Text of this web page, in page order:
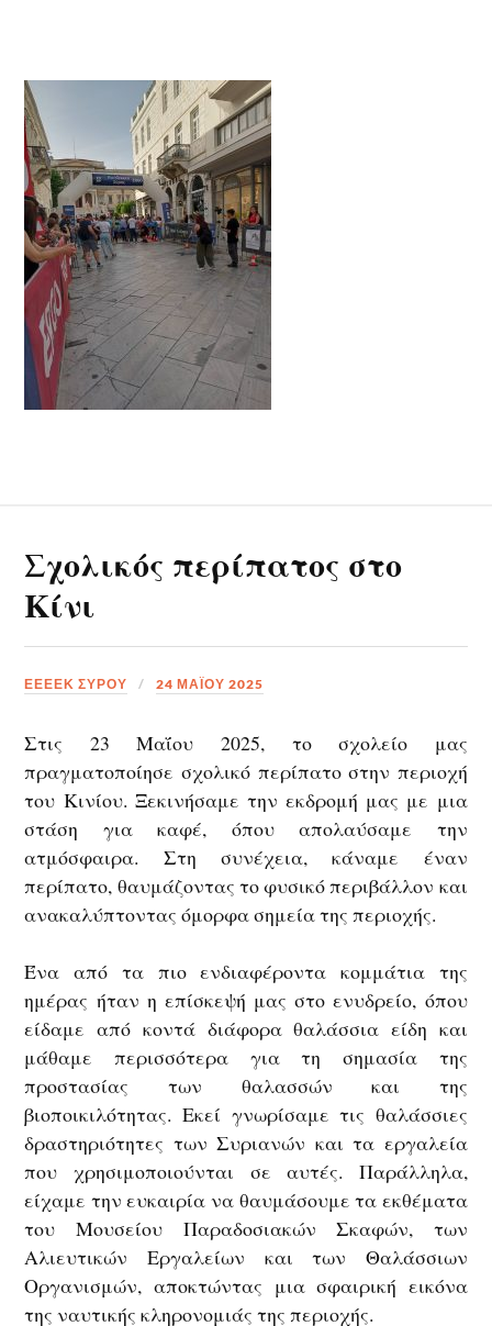
Σχολικός περίπατος στο
Κίνι
ΕΕΕΕΚ ΣΥΡΟΥ 24 ΜΑΪ́ΟΥ 2025
Στις 23 Μαΐου 2025, το σχολείο μας
πραγματοποίησε σχολικό περίπατο στην περιοχή
του Κινίου. Ξεκινήσαμε την εκδρομή μας με μια
στάση για καφέ, όπου απολαύσαμε την
ατμόσφαιρα. Στη συνέχεια, κάναμε έναν
περίπατο, θαυμάζοντας το φυσικό περιβάλλον και
ανακαλύπτοντας όμορφα σημεία της περιοχής.
Ένα από τα πιο ενδιαφέροντα κομμάτια της
ημέρας ήταν η επίσκεψή μας στο ενυδρείο, όπου
είδαμε από κοντά διάφορα θαλάσσια είδη και
μάθαμε περισσότερα για τη σημασία της
προστασίας των θαλασσών και της
βιοποικιλότητας. Εκεί γνωρίσαμε τις θαλάσσιες
δραστηριότητες των Συριανών και τα εργαλεία
που χρησιμοποιούνται σε αυτές. Παράλληλα,
είχαμε την ευκαιρία να θαυμάσουμε τα εκθέματα
του Μουσείου Παραδοσιακών Σκαφών, των
Αλιευτικών Εργαλείων και των Θαλάσσιων
Οργανισμών, αποκτώντας μια σφαιρική εικόνα
της ναυτικής κληρονομιάς της περιοχής.